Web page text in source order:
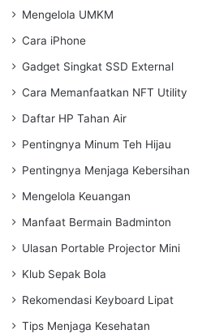
Mengelola UMKM
Cara iPhone
Gadget Singkat SSD External
Cara Memanfaatkan NFT Utility
Daftar HP Tahan Air
Pentingnya Minum Teh Hijau
Pentingnya Menjaga Kebersihan
Mengelola Keuangan
Manfaat Bermain Badminton
Ulasan Portable Projector Mini
Klub Sepak Bola
Rekomendasi Keyboard Lipat
Tips Menjaga Kesehatan